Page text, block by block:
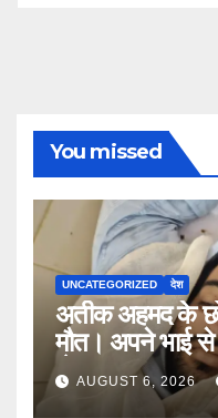
You missed
UNCATEGORIZED देश
अतीक अहमद के
मौत। अपने भाई से
जेल (सूत्र)। कार
AUGUST 6, 2026